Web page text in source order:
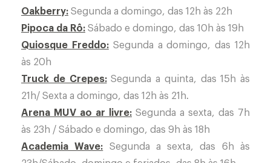
Oakberry: Segunda a domingo, das 12h às 22h
Pipoca da Rô: Sábado e domingo, das 10h às 19h
Quiosque Freddo:Segunda a domingo, das 12h
às 20h
Truck de Crepes:Segunda a quinta, das 15h às
21h/ Sexta a domingo, das 12h às 21h.
Arena MUV ao ar livre: Segunda a sexta, das 7h
às 23h / Sábado e domingo, das 9h às 18h
Academia Wave: Segunda a sexta, das 6h às